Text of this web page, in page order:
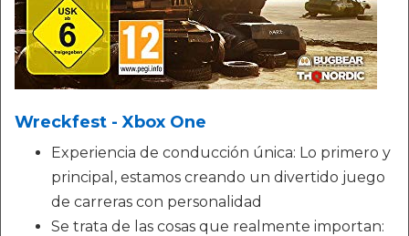
Wreckfest - Xbox One
Experiencia de conducción única: Lo primero y
principal, estamos creando un divertido juego
de carreras con personalidad
Se trata de las cosas que realmente importan: